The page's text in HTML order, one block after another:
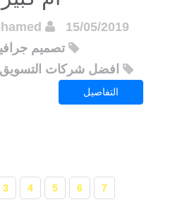
15/05/2019
تصميم
افضل شركات
التفاصيل
3 4 5 6 7